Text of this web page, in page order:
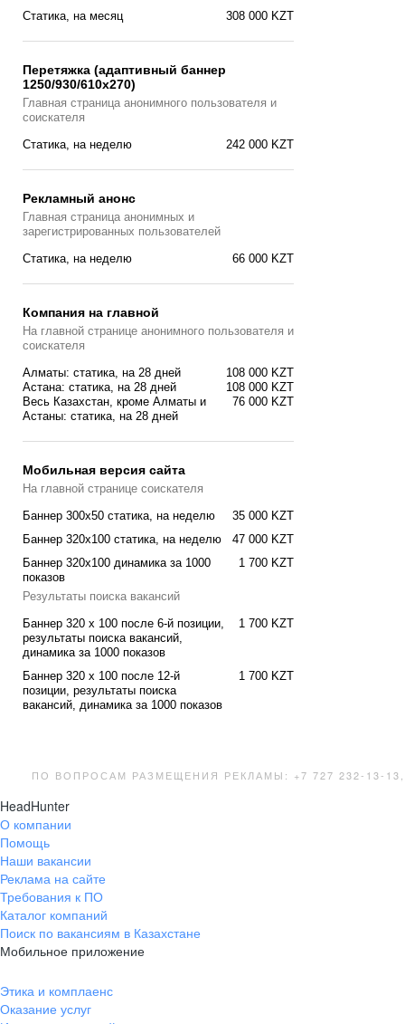
308 000 KZT
Статика, на месяц
Перетяжка (адаптивный баннер
1250/930/610х270)
Главная страницa анонимного пользователя и
соискателя
242 000 KZT
Статика, на неделю
Рекламный анонс
Главная страница анонимных и
зарегистрированных пользователей
66 000 KZT
Статика, на неделю
Компания на главной
На главной странице анонимного пользователя и
соискателя
108 000 KZT
Алматы: статика, на 28 дней
108 000 KZT
Астана: статика, на 28 дней
76 000 KZT
Весь Казахстан, кроме Алматы и
Астаны: статика, на 28 дней
Мобильная версия сайта
На главной странице соискателя
35 000 KZT
Баннер 300x50 статика, на неделю
47 000 KZT
Баннер 320x100 статика, на неделю
1 700 KZT
Баннер 320x100 динамика за 1000
показов
Результаты поиска вакансий
1 700 KZT
Баннер 320 x 100 после 6-й позиции,
результаты поиска вакансий,
динамика за 1000 показов
1 700 KZT
Баннер 320 x 100 после 12-й
позиции, результаты поиска
вакансий, динамика за 1000 показов
ПО ВОПРОСАМ РАЗМЕЩЕНИЯ РЕКЛАМЫ: +7 727 232-13-13,
HeadHunter
О компании
Помощь
Наши вакансии
Реклама на сайте
Требования к ПО
Каталог компаний
Поиск по вакансиям в Казахстане
Мобильное приложение
Этика и комплаенс
Оказание услуг